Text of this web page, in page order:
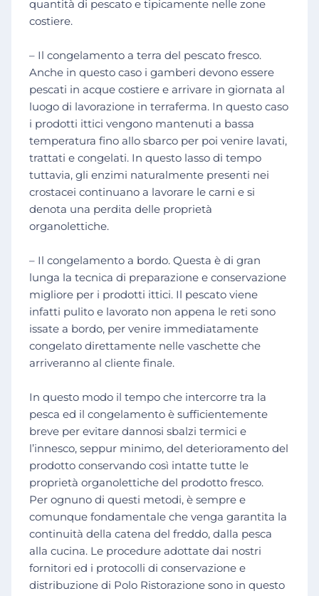
quantità di pescato e tipicamente nelle zone
costiere.
– Il congelamento a terra del pescato fresco.
Anche in questo caso i gamberi devono essere
pescati in acque costiere e arrivare in giornata al
luogo di lavorazione in terraferma. In questo caso
i prodotti ittici vengono mantenuti a bassa
temperatura fino allo sbarco per poi venire lavati,
trattati e congelati. In questo lasso di tempo
tuttavia, gli enzimi naturalmente presenti nei
crostacei continuano a lavorare le carni e si
denota una perdita delle proprietà
organolettiche.
– Il congelamento a bordo. Questa è di gran
lunga la tecnica di preparazione e conservazione
migliore per i prodotti ittici. Il pescato viene
infatti pulito e lavorato non appena le reti sono
issate a bordo, per venire immediatamente
congelato direttamente nelle vaschette che
arriveranno al cliente finale.
In questo modo il tempo che intercorre tra la
pesca ed il congelamento è sufficientemente
breve per evitare dannosi sbalzi termici e
l’innesco, seppur minimo, del deterioramento del
prodotto conservando così intatte tutte le
proprietà organolettiche del prodotto fresco.
Per ognuno di questi metodi, è sempre e
comunque fondamentale che venga garantita la
continuità della catena del freddo, dalla pesca
alla cucina. Le procedure adottate dai nostri
fornitori ed i protocolli di conservazione e
distribuzione di Polo Ristorazione sono in questo